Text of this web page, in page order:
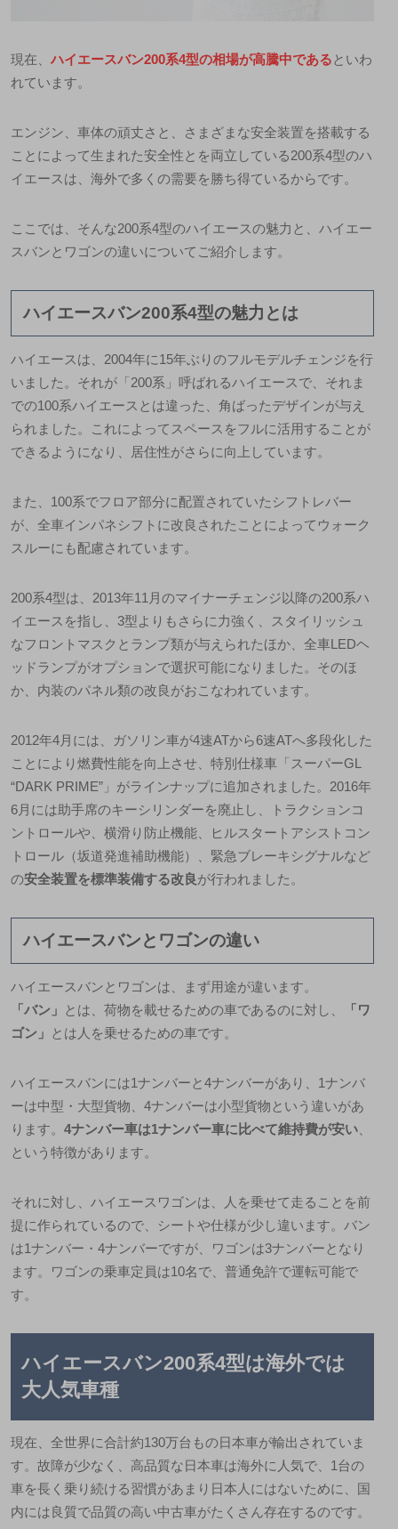
現在、ハイエースバン200系4型の相場が高騰中であるといわ
れています。
エンジン、車体の頑丈さと、さまざまな安全装置を搭載する
ことによって生まれた安全性とを両立している200系4型のハ
イエースは、海外で多くの需要を勝ち得ているからです。
ここでは、そんな200系4型のハイエースの魅力と、ハイエー
スバンとワゴンの違いについてご紹介します。
ハイエースバン200系4型の魅力とは
ハイエースは、2004年に15年ぶりのフルモデルチェンジを行
いました。それが「200系」呼ばれるハイエースで、それま
での100系ハイエースとは違った、角ばったデザインが与え
られました。これによって スペースをフルに活用することが
できるようになり、居住性がさらに向上 しています。
また、100系でフロア部分に配置されていたシフトレバー
が、全車インパネシフトに改良されたことによってウォーク
スルーにも配慮されています。
200系4型は、2013年11月のマイナーチェンジ以降の200系ハ
イエースを指し、 3型よりもさらに力強く、スタイリッシュ
なフロントマスクとランプ類が与えられたほか、全車LEDヘ
ッドランプがオプションで選択可能になりました。そのほ
か、内装のパネル類の改良がおこなわれています。
2012年4月には、
ガソリン車が4速ATから6速ATへ多段化した
ことにより燃費性能を向上させ 、特別仕様車「スーパーGL
“DARK PRIME”」がラインナップに追加されました。2016年
6月には助手席のキーシリンダーを廃止し、トラクションコ
ントロールや、横滑り防止機能、ヒルスタートアシストコン
トロール（坂道発進補助機能）、緊急ブレーキシグナルなど
の安全装置を標準装備する改良が行われました。
ハイエースバンとワゴンの違い
ハイエースバンとワゴンは、まず用途が違います。
「バン」 とは、 荷物を載せるための車であるのに対し、
「ワ
ゴン」 とは 人を乗せるための車です。
ハイエースバンには1ナンバーと4ナンバーがあり、1ナンバ
ーは中型・大型貨物、4ナンバーは小型貨物という違いがあ
ります。 4ナンバー車は1ナンバー車に比べて維持費が安い
という特徴があります。
それに対し、ハイエースワゴンは、人を乗せて走ることを前
提に作られているので、
シートや仕様が少し違います。 バン
は1ナンバー・4ナンバーですが、ワゴンは3ナンバーとなり
ます。ワゴンの乗車定員は10名で、 普通免許で運転可能で
す。
ハイエースバン200系4型は海外では
大人気車種
現在、全世界に合計約130万台もの日本車が輸出されていま
す。故障が少なく、高品質な日本車は海外に人気で、1台の
車を長く乗り続ける習慣があまり日本人にはないために、国
内には良質で品質の高い中古車がたくさん存在するのです。